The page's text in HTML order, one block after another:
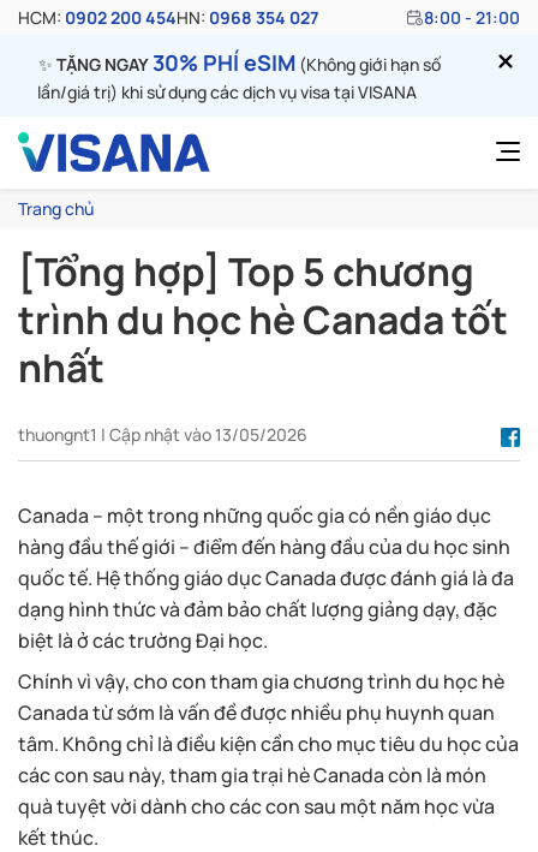
HCM: 0902 200 454HN: 0968 354 027 8:00 - 21:00
✨ TẶNG NGAY30% PHÍ eSIM (Không giới hạn số
lần/giá trị) khi sử dụng các dịch vụ visa tại VISANA
Trang chủ
[Tổng hợp] Top 5 chương
trình du học hè Canada tốt
nhất
thuongnt1 | Cập nhật vào 13/05/2026
Canada – một trong những quốc gia có nền giáo dục
hàng đầu thế giới – điểm đến hàng đầu của du học sinh
quốc tế. Hệ thống giáo dục Canada được đánh giá là đa
dạng hình thức và đảm bảo chất lượng giảng dạy, đặc
biệt là ở các trường Đại học.
Chính vì vậy, cho con tham gia chương trình du học hè
Canada từ sớm là vấn đề được nhiều phụ huynh quan
tâm. Không chỉ là điều kiện cần cho mục tiêu du học của
các con sau này, tham gia trại hè Canada còn là món
quà tuyệt vời dành cho các con sau một năm học vừa
kết thúc.